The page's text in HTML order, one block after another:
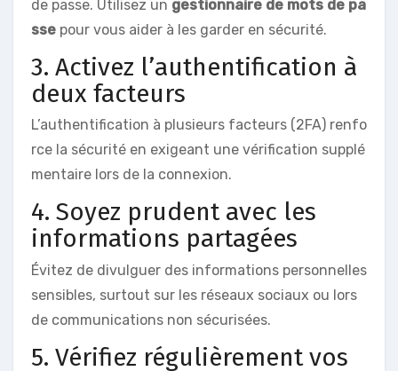
de passe. Utilisez un gestionnaire de mots de pa
sse pour vous aider à les garder en sécurité.
3. Activez l’authentification à
deux facteurs
L’authentification à plusieurs facteurs (2FA) renfo
rce la sécurité en exigeant une vérification supplé
mentaire lors de la connexion.
4. Soyez prudent avec les
informations partagées
Évitez de divulguer des informations personnelles
sensibles, surtout sur les réseaux sociaux ou lors
de communications non sécurisées.
5. Vérifiez régulièrement vos